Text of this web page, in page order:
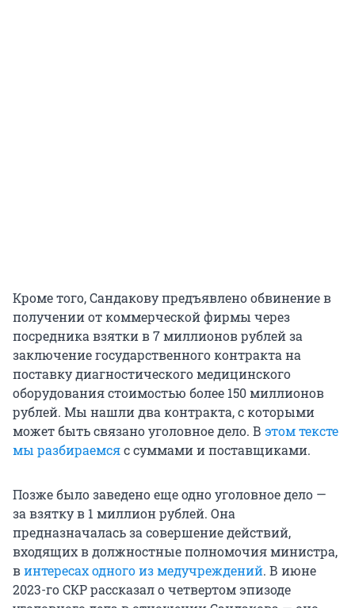
Кроме того, Сандакову предъявлено обвинение в
получении от коммерческой фирмы через
посредника взятки в 7 миллионов рублей за
заключение государственного контракта на
поставку диагностического медицинского
оборудования стоимостью более 150 миллионов
рублей. Мы нашли два контракта, с которыми
может быть связано уголовное дело. В этом тексте
мы разбираемсяс суммами и поставщиками.
Позже было заведено еще одно уголовное дело —
за взятку в 1 миллион рублей. Она
предназначалась за совершение действий,
входящих в должностные полномочия министра,
винтересах одного из медучреждений. В июне
2023-го СКР рассказал о четвертом эпизоде